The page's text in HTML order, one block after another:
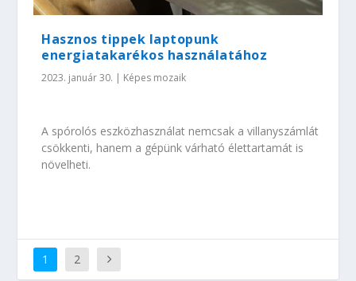
Hasznos tippek laptopunk
energiatakarékos használatához
2023. január 30. | Képes mozaik
A spórolós eszközhasználat nemcsak a villanyszámlát
csökkenti, hanem a gépünk várható élettartamát is
növelheti.
1 2